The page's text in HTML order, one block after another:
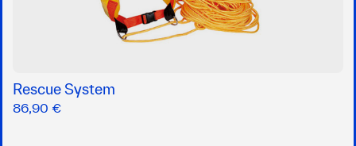
Rescue System
86,90 €